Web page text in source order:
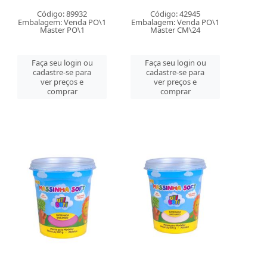
Código: 89932
Embalagem: Venda PO\1
Master PO\1
Faça seu login ou
cadastre-se para
ver preços e
comprar
Código: 42945
Embalagem: Venda PO\1
Master CM\24
Faça seu login ou
cadastre-se para
ver preços e
comprar